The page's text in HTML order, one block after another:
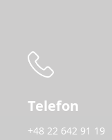
Telefon
+48 22 642 91 19